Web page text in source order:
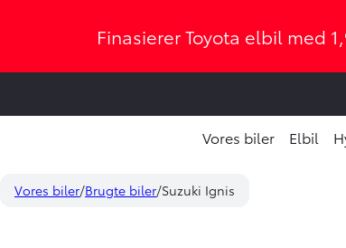
Finasierer Toyota elbil med
Vores biler Elbil
1,2 Dualjet Mild hybrid Active AEB 83HK 5d
Vores biler Brugte biler Suzuki Ignis